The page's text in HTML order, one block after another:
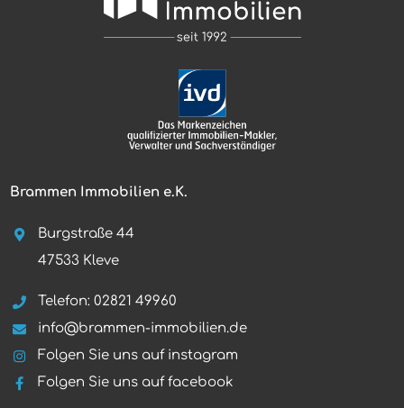
Brammen Immobilien e.K.
Burgstraße 44
47533 Kleve
Telefon: 02821 49960
info@brammen-immobilien.de
Folgen Sie uns auf instagram
Folgen Sie uns auf facebook